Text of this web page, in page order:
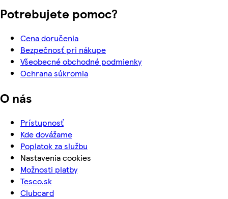
Potrebujete pomoc?
Cena doručenia
Bezpečnosť pri nákupe
Všeobecné obchodné podmienky
Ochrana súkromia
O nás
Prístupnosť
Kde dovážame
Poplatok za službu
Nastavenia cookies
Možnosti platby
Tesco.sk
Clubcard